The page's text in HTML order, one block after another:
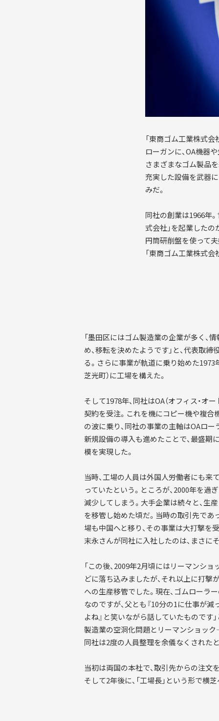
「東商ゴム工業株式会
ローガンに、OA機器
さまざまなゴム製品
充実した設備を武器に
みだ。
同社の創業は1966年
式会社」を起業した
円筒研削盤を使って
「東商ゴム工業株式会
「墨田区にはゴム製造業の企業が多く、
め、移転を決めたようです」と、代表取
る。さらに事業が軌道に乗り始めた1973
芝光町）に工場を構えた。
そして1978年、同社はOA（オフィス・オ
契約を受注。これを機にコピー機や複合
の波に乗り、同社の事業の主軸はOAロ
新規設備の導入も進めたことで、最盛期
模を実現した。
当時、工場の人員は外国人労働者にも来
っていたという。ところが、2000年を過
減少してしまう。大手企業は続々と、生
を移管し始めた頃だ。当時の取引先であ
場も中国へと移り、その事業は大打撃を
末永さんが同社に入社したのは、まさに
「この後、2009年2月頃にはリーマンシ
どに落ち込みましたが、それ以上に打撃
への生産移管でした。現在、ゴムローラ
なのですが、父とも『10分の1に仕事が
よね』と笑いながら話していたものです
製造業の空洞化問題とリーマンショッ
同社は2度の人員整理を余儀なくされた
当初は両国の本社で、取引先からの注文
そして2年後に、「工場長」という形で横